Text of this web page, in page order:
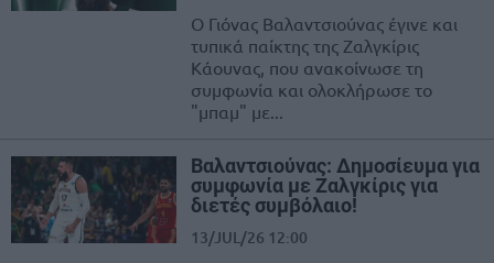
Ο Γιόνας Βαλαντσιούνας έγινε και
τυπικά παίκτης της Ζαλγκίρις
Κάουνας, που ανακοίνωσε τη
συμφωνία και ολοκλήρωσε το
"μπαμ" με...
Βαλαντσιούνας: Δημοσίευμα για
συμφωνία με Ζαλγκίρις για
διετές συμβόλαιο!
13/JUL/26 12:00